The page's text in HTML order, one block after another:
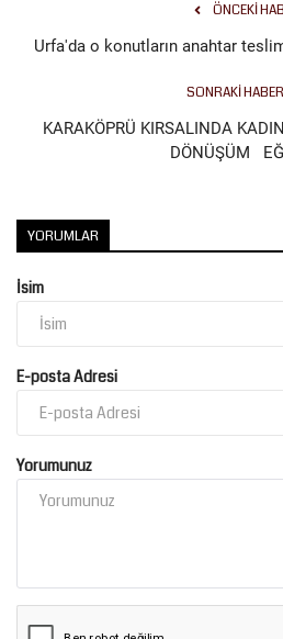
ÖNCEKI
Urfa'da o konutların anahtar
SONRAKI HABER
KARAKÖPRÜ KIRSALINDA
DÖNÜŞÜM
YORUMLAR
İsim
E-posta Adresi
Yorumunuz